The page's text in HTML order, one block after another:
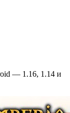
— 1.16, 1.14 и